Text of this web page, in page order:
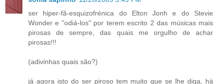
ser hiper-fã-esquizofrénica do Elton Jonh e do Stevie
Wonder e "odiá-los" por terem escrito 2 das músicas mais
pirosas de sempre, das quais me orgulho de achar
pirosas!!!
(adivinhas quais são?)
já agora isto do ser piroso tem muito que se lhe diga, há